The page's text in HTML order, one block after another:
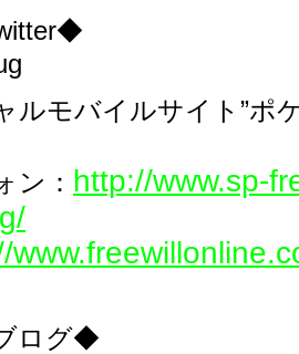
ルモバイルサイト”ポ
ン： http://www.sp-
ログ◆